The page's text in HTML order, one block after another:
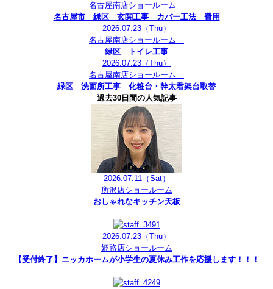
名古屋南店ショールーム
名古屋市 緑区 玄関工事 カバー工法 費用
2026.07.23 （Thu）
名古屋南店ショールーム
緑区 トイレ工事
2026.07.23 （Thu）
名古屋南店ショールーム
緑区 洗面所工事 化粧台・幹太君架台取替
過去30日間の人気記事
2026.07.11（Sat）
所沢店ショールーム
おしゃれなキッチン天板
2026.07.23 （Thu）
姫路店ショールーム
【受付終了】ニッカホームが小学生の夏休み工作を応援します！！！